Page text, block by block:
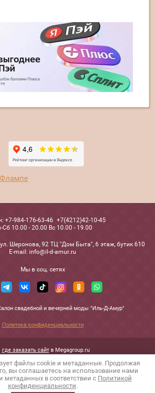
+7-984-176-63-46 +7(4212)42-10-45
Сб 10.00 - 20.00 Вс 10.00 - 19.00
ул. Шеронова, 92 ТЦ "Дом Быта", 6 этаж, бутик 610
Е-mail: info@il-d-amur.ru
Мы в соц. сетях
свадебной и вечерней моды "Иль-Д-Амур"
Политика конфиденциальности
где заказать сайтв Megagroup.ru
файлы cookie и метаданные. Продолжая
вы соглашаетесь на использование нами
метаданных в соответствии с Политикой
конфиденциальности.